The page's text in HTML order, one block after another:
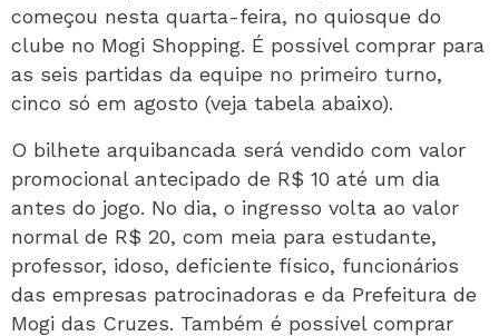
começou nesta quarta-feira, no quiosque do
clube no Mogi Shopping. É possível comprar para
as seis partidas da equipe no primeiro turno,
cinco só em agosto (veja tabela abaixo).
O bilhete arquibancada será vendido com valor
promocional antecipado de R$ 10 até um dia
antes do jogo. No dia, o ingresso volta ao valor
normal de R$ 20, com meia para estudante,
professor, idoso, deficiente físico, funcionários
das empresas patrocinadoras e da Prefeitura de
Mogi das Cruzes. Também é possível comprar